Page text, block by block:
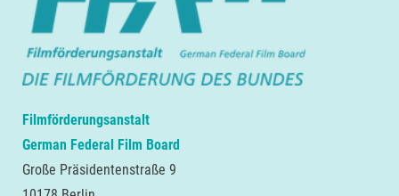
Filmförderungsanstalt
German Federal Film Board
Große Präsidentenstraße 9